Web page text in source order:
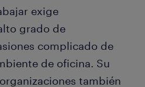
exige
grado de
complicado de
de oficina. Su
también